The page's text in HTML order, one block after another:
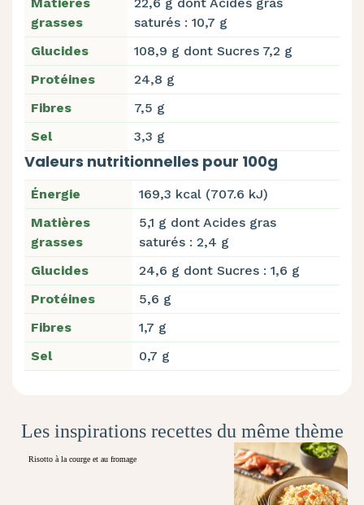
grasses
saturés : 10,7 g
Glucides
108,9 g dont Sucres 7,2 g
Protéines
24,8 g
Fibres
7,5 g
Sel
3,3 g
Valeurs nutritionnelles pour 100g
Énergie
169,3 kcal (707.6 kJ)
Matières
grasses
5,1 g dont Acides gras
saturés : 2,4 g
Glucides
24,6 g dont Sucres : 1,6 g
Protéines
5,6 g
Fibres
1,7 g
Sel
0,7 g
Les inspirations recettes du même thème
Risotto à la courge et au fromage